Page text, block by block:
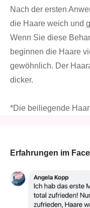
Nach der ersten
die Haare weich und
Wenn Sie diese
beginnen die Haare
gewöhnlich. Der
dicker.
*Die beiliegende
Erfahrungen im